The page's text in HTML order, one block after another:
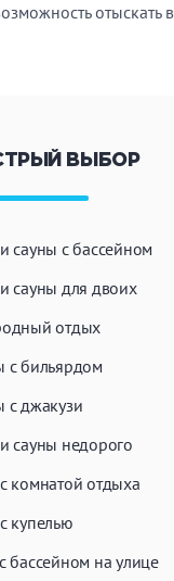
ВЫБОР
сауны с бассейном
сауны для двоих
отдых
с бильярдом
с джакузи
сауны недорого
комнатой отдыха
купелью
бассейном на улице